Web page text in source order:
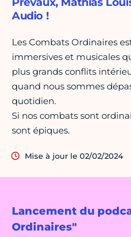
Lancement du
Ordinaires"
Audio !
Les Combats Ordinaires
immersives et musicales
plus grands conflits
quand nous sommes
quotidien.
Si nos combats sont
sont épiques.
Mise à jour le 02/02/2024